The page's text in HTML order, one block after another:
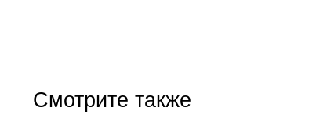
Смотрите также